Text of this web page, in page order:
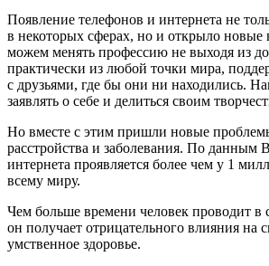
Появление телефонов и интернета не
в некоторых сферах, но и открыло
можем менять профессию не выходя из
практически из любой точки мира,
с друзьями, где бы они ни находились.
заявлять о себе и делиться своим
Но вместе с этим пришли новые
расстройства и заболевания. По данным
интернета проявляется более чем у 1
всему миру.
Чем больше времени человек проводит в
он получает отрицательного влияния на
умственное здоровье.